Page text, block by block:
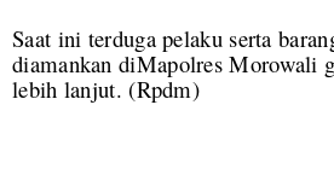
Saat ini terduga pelaku serta
diamankan diMapolres Morowali
lebih lanjut. (Rpdm)